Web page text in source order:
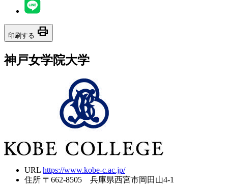
印刷する print
神戸女学院大学
URL https://www.kobe-c.ac.jp/
住所 〒662-8505 兵庫県西宮市岡田山4-1